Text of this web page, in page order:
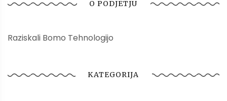
O PODJETJU
Raziskali Bomo Tehnologijo
KATEGORIJA